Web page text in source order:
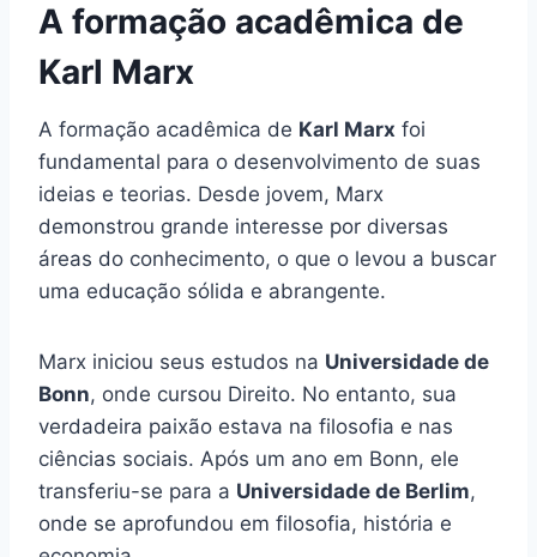
A formação acadêmica de
Karl Marx
A formação acadêmica de Karl Marx foi
fundamental para o desenvolvimento de suas
ideias e teorias. Desde jovem, Marx
demonstrou grande interesse por diversas
áreas do conhecimento, o que o levou a buscar
uma educação sólida e abrangente.
Marx iniciou seus estudos na Universidade de
Bonn, onde cursou Direito. No entanto, sua
verdadeira paixão estava na filosofia e nas
ciências sociais. Após um ano em Bonn, ele
transferiu-se para a Universidade de Berlim,
onde se aprofundou em filosofia, história e